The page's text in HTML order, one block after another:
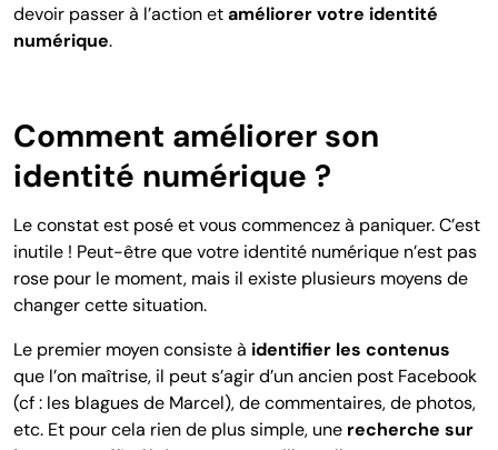
devoir passer à l’action etaméliorer votre identité
numérique.
Comment améliorer son
identité numérique ?
Le constat est posé et vous commencez à paniquer. C’est
inutile ! Peut-être que votre identité numérique n’est pas
rose pour le moment, mais il existe plusieurs moyens de
changer cette situation.
Le premier moyen consiste à identifier les contenus
que l’on maîtrise, il peut s’agir d’un ancien post Facebook
(cf : les blagues de Marcel), de commentaires, de photos,
etc. Et pour cela rien de plus simple, une recherche sur